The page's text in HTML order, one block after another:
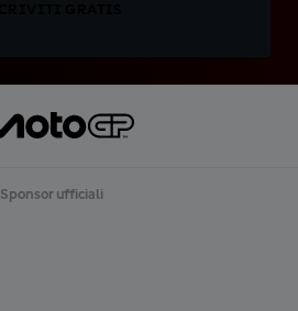
Sponsor ufficiali